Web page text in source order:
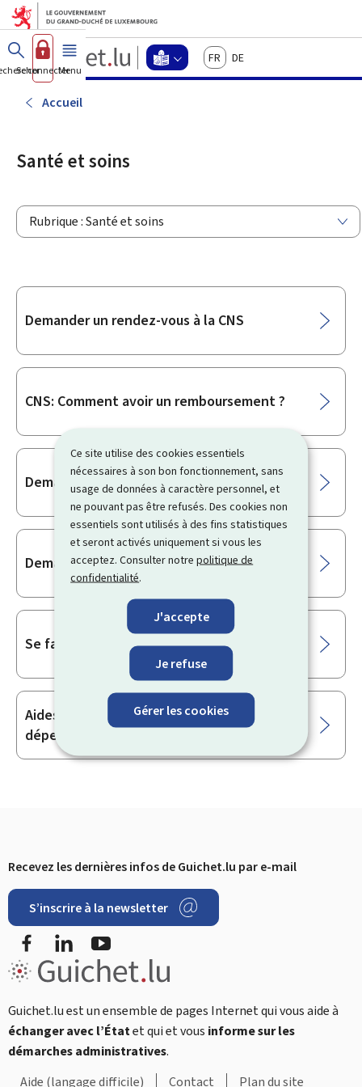
Ce site utilise des cookies essentiels
nécessaires à son bon fonctionnement, sans
usage de données à caractère personnel, et
ne pouvant pas être refusés. Des cookies non
essentiels sont utilisés à des fins statistiques
et seront activés uniquement si vous les
acceptez. Consulter notrepolitique de
confidentialité.
J'accepte
Je refuse
Gérer les cookies
Aller au menu principal
Aller au contenu
Guichet.lu
Changer
d'espace
FrançaisDeutsch
Se connecterMenu principal
Accueil
Santé et soins
Rubrique : Santé et soins
Sous-
Demander un rendez-vous à la CNS
CNS: Comment avoir un remboursement ?
Demander une carte de sécurité sociale
Demander le Tiers payant social (TPS)
Se faire soigner à l’étranger
Aides pour les personnes âgées ou
dépendantes
Pied
de
page
Recevez les dernières infos de Guichet.lu par e-mail
S’inscrire à la newsletter
Restez
connecté
FacebookLinkedIn
Guichet.lu est un ensemble de pages Internet qui vous aide à
échanger avec l’Étatet qui et vous informe sur les
démarches administratives.
Aide (langage difficile)
Contact Plan du site